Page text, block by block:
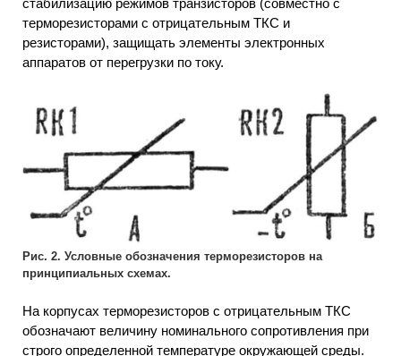
стабилизацию режимов транзисторов (совместно с
терморезисторами с отрицательным ТКС и
резисторами), защищать элементы электронных
аппаратов от перегрузки по току.
Рис. 2. Условные обозначения терморезисторов на
принципиальных схемах.
На корпусах терморезисторов с отрицательным ТКС
обозначают величину номинального сопротивления при
строго определенной температуре окружающей среды.